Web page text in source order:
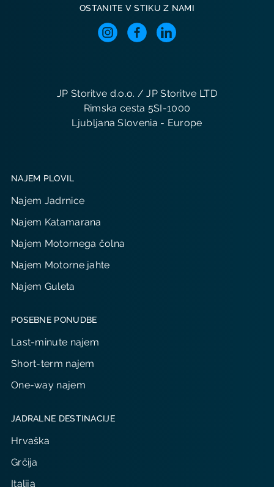
OSTANITE V STIKU Z NAMI
JP Storitve d.o.o. / JP Storitve LTD
Rimska cesta 5SI-1000
Ljubljana Slovenia - Europe
NAJEM PLOVIL
Najem Jadrnice
Najem Katamarana
Najem Motornega čolna
Najem Motorne jahte
Najem Guleta
POSEBNE PONUDBE
Last-minute najem
Short-term najem
One-way najem
JADRALNE DESTINACIJE
Hrvaška
Grčija
Italija